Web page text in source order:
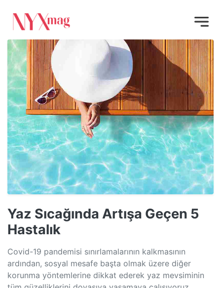
Yaz Sıcağında Artışa Geçen 5
Hastalık
Covid-19 pandemisi sınırlamalarının kalkmasının
ardından, sosyal mesafe başta olmak üzere diğer
korunma yöntemlerine dikkat ederek yaz mevsiminin